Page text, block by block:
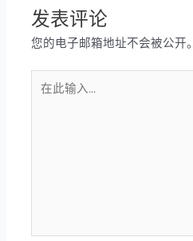
发表评论
您的电子邮箱地址不会被公开。
此